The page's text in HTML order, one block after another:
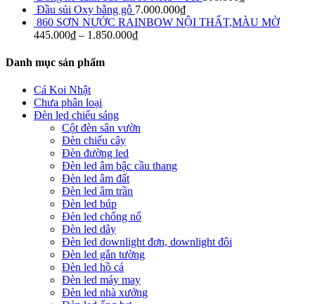
Đầu sủi Oxy bằng gỗ 7.000.000₫
860 SƠN NƯỚC RAINBOW NỘI THẤT,MÀU MỜ
445.000₫ – 1.850.000₫
Danh mục sản phẩm
Cá Koi Nhật
Chưa phân loại
Đèn led chiếu sáng
Cột đèn sân vườn
Đèn chiếu cây
Đèn đường led
Đèn led âm bậc cầu thang
Đèn led âm đất
Đèn led âm trần
Đèn led búp
Đèn led chống nổ
Đèn led dây
Đèn led downlight đơn, downlight đôi
Đèn led gắn tường
Đèn led hồ cá
Đèn led máy may
Đèn led nhà xưởng